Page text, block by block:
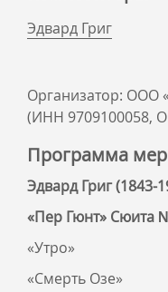
Эдвард Григ
Организатор: ООО
(ИНН 9709100058,
Программа
Эдвард Григ (1843-
«Пер Гюнт» Сюита
«Утро»
«Смерть Озе»